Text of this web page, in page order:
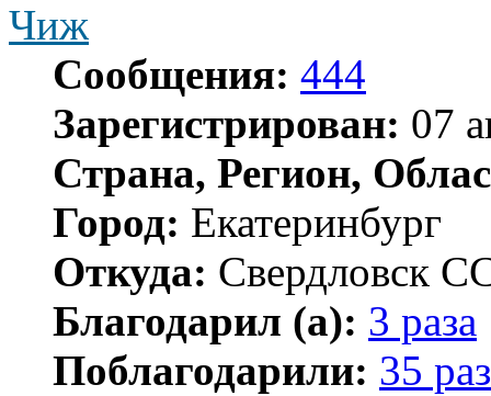
Чиж
Сообщения: 444
Зарегистрирован: 07
Страна, Регион,
Город: Екатеринбург
Откуда: Свердловск
Благодарил (а): 3 раза
Поблагодарили: 35 раз